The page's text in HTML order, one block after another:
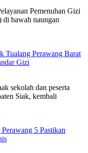
Pemenuhan Gizi
bawah naungan
Tualang Perawang Barat
Gizi
sekolah dan peserta
Siak, kembali
5 Pastikan